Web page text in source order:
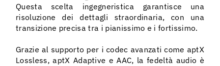
Questa scelta ingegneristica garantisce una
risoluzione dei dettagli straordinaria, con una
transizione precisa tra i pianissimo e i fortissimo.
Grazie al supporto per i codec avanzati come aptX
Lossless, aptX Adaptive e AAC, la fedeltà audio è